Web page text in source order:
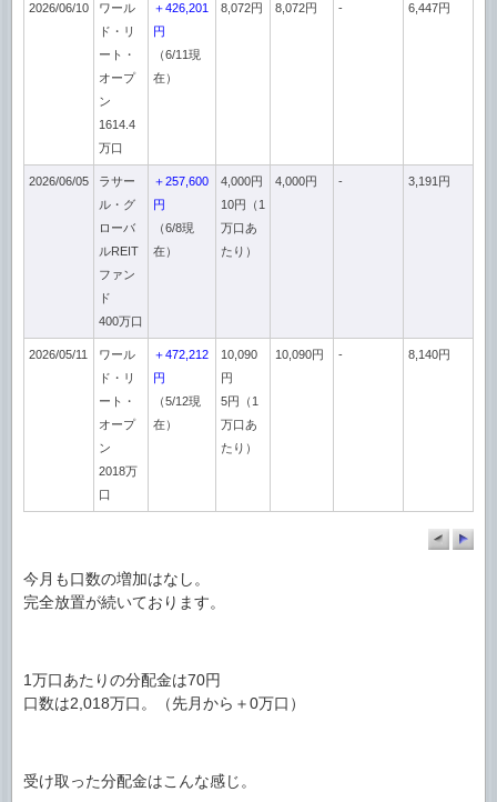
2026/06/10
ワール
ド・リ
ート・
オープ
ン
1614.4
万口
＋426,201
円
（6/11現
在）
8,072円 8,072円 - 6,447円
2026/06/05
ラサー
ル・グ
ローバ
ルREIT
ファン
ド
400万口
＋257,600
円
（6/8現
在）
4,000円
10円（1
万口あ
たり）
4,000円 - 3,191円
2026/05/11
ワール
ド・リ
ート・
オープ
ン
2018万
口
＋472,212
円
（5/12現
在）
10,090
円
5円（1
万口あ
たり）
10,090円 - 8,140円
今月も口数の増加はなし。
完全放置が続いております。
1万口あたりの分配金は70円
口数は2,018万口。（先月から＋0万口）
受け取った分配金はこんな感じ。